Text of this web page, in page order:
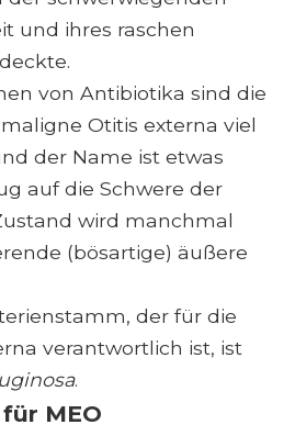
und ihres raschen
von Antibiotika sind die
Otitis externa viel
der Name ist etwas
auf die Schwere der
wird manchmal
(bösartige) äußere
der für die
verantwortlich ist, ist
.
MEO